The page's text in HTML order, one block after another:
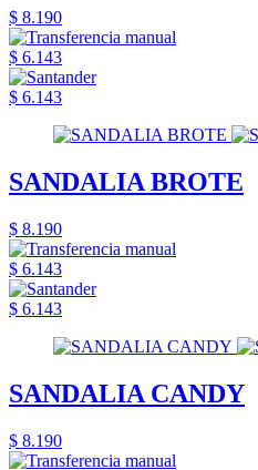
$ 8.190
$ 6.143
$ 6.143
SANDALIA BROTE
$ 8.190
$ 6.143
$ 6.143
SANDALIA CANDY
$ 8.190